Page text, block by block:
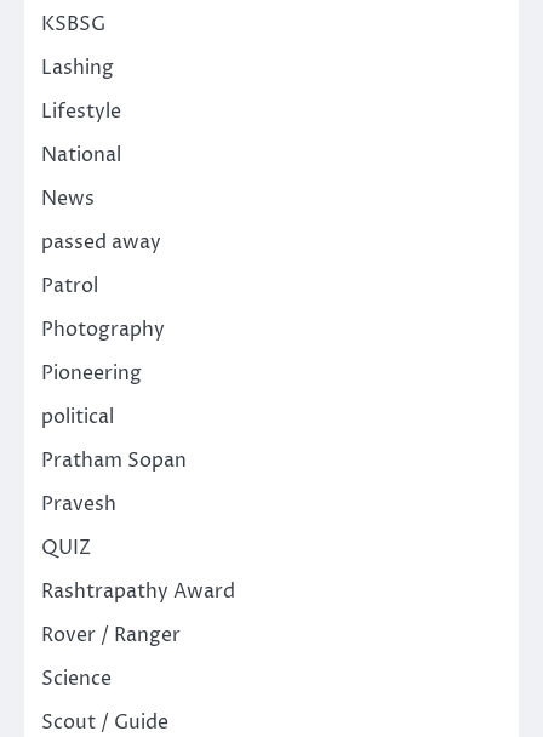
KSBSG
Lashing
Lifestyle
National
News
passed away
Patrol
Photography
Pioneering
political
Pratham Sopan
Pravesh
QUIZ
Rashtrapathy Award
Rover / Ranger
Science
Scout / Guide